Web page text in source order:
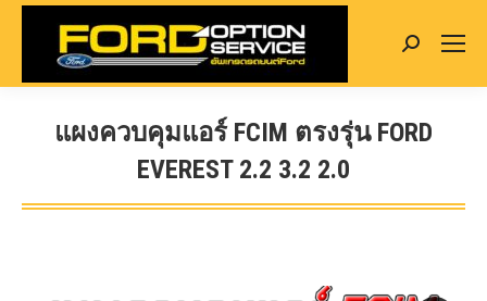
Search:
แผงควบคุมแอร์ FCIM ตรงรุ่น FORD
EVEREST 2.2 3.2 2.0
You are here: